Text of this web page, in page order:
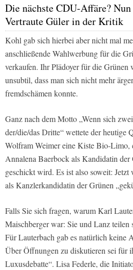
Die nächste CDU-Affäre?
Vertraute Güler in der Kritik
Kohl gab sich hierbei aber nicht mal
anschließende Wahlwerbung für die
verkaufen. Ihr Plädoyer für die Grünen
unsubtil, dass man sich nicht mehr
fremdschämen konnte.
Ganz nach dem Motto „Wenn sich
der/die/das Dritte“ wettete der heutige
Wolfram Weimer eine Kiste Bio-Limo,
Annalena Baerbock als Kandidatin der
geschickt wird. Es ist also soweit:
als Kanzlerkandidatin der Grünen
Falls Sie sich fragen, warum Karl
Maischberger war: Sie und Lanz teilen
Für Lauterbach gab es natürlich keine
Über Öffnungen zu diskutieren sei für
Luxusdebatte“. Lisa Federle, die